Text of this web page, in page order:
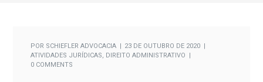
POR SCHIEFLER ADVOCACIA
23 DE OUTUBRO DE 2020
ATIVIDADES JURÍDICAS, DIREITO ADMINISTRATIVO
0 COMMENTS